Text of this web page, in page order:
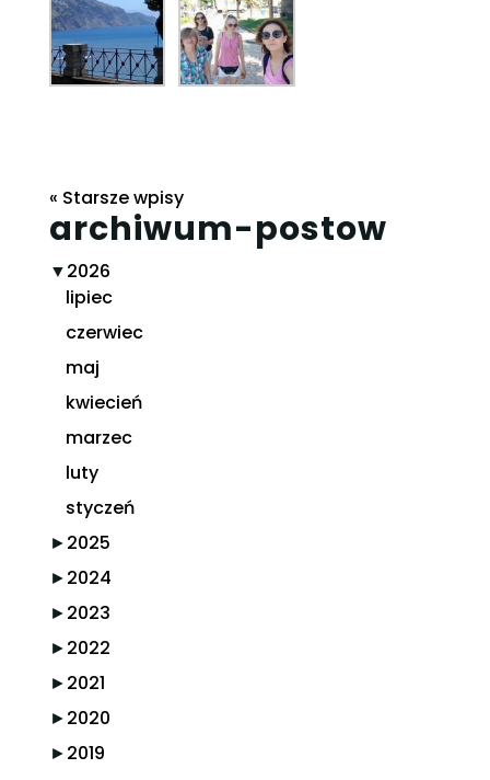
« Starsze wpisy
archiwum-postow
▼2026
lipiec
czerwiec
maj
kwiecień
marzec
luty
styczeń
►2025
►2024
►2023
►2022
►2021
►2020
►2019